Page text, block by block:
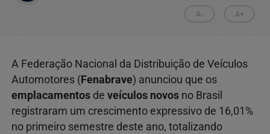
A- A+
A Federação Nacional da Distribuição de Veículos
Automotores ( Fenabrave) anunciou que os
emplacamentos de veículos novos no Brasil
registraram um crescimento expressivo de 16,01%
no primeiro semestre deste ano, totalizando